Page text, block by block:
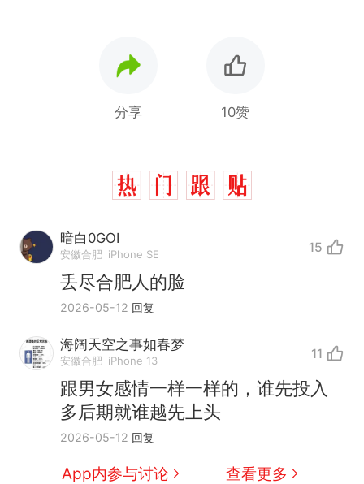
分享 10赞
暗白0GOI
安徽合肥 iPhone SE 15
丢尽合肥人的脸
2026-05-12 回复
海阔天空之事如春梦
安徽合肥 iPhone 13 11
跟男女感情一样一样的，谁先投入
多后期就谁越先上头
2026-05-12 回复
App内参与讨论 查看更多
热 那个在床头放菜刀的女孩，
因老师一句“跟我回家”改写了
人生
新 搬家报价570元，搬到楼下
交5060元才肯搬上楼！女子傻
眼了……
费大厨“全国小炒肉大王”称
号，仅凭视频评出？中国烹饪
协会回应
台风"白海豚"中心附近最大风